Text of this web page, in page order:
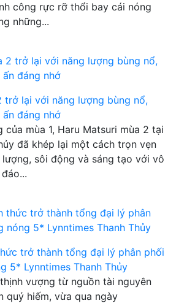
công rực rỡ thổi bay cái nóng
những...
trở lại với năng lượng bùng nổ,
đáng nhớ
của mùa 1, Haru Matsuri mùa 2 tại
đã khép lại một cách trọn vẹn
sôi động và sáng tạo với vô
trở thành tổng đại lý phân phối
5* Lynntimes Thanh Thủy
vượng từ nguồn tài nguyên
quý hiếm, vừa qua ngày